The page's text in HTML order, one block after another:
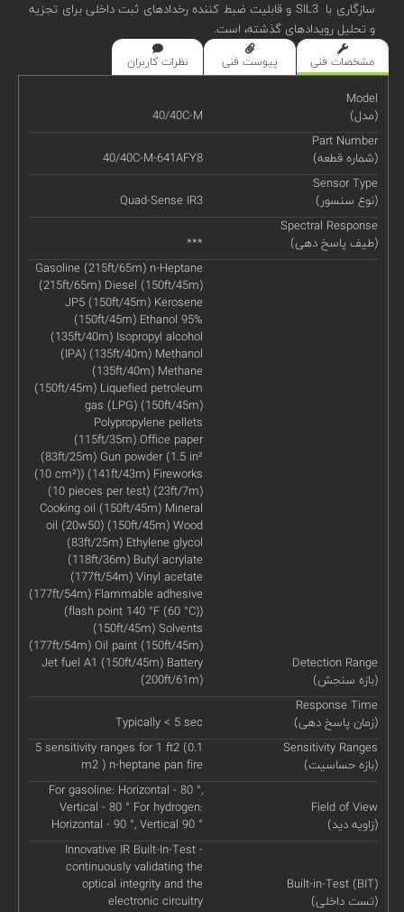
سازگاری با SIL3 و قابلیت ضبط کننده رخدادهای ثبت داخلی برای تجزیه
و تحلیل رویدادهای گذشته، است.
مشخصات فنی پیوست فنی نظرات کاربران
Model
(مدل)
40/40C-M
Part Number
(شماره قطعه)
40/40C-M-641AFY8
Sensor Type
(نوع سنسور)
Quad-Sense IR3
Spectral Response
(طیف پاسخ دهی)
***
Detection Range
(بازه سنجش)
Gasoline (215ft/65m) n-Heptane
(215ft/65m) Diesel (150ft/45m)
JP5 (150ft/45m) Kerosene
(150ft/45m) Ethanol 95%
(135ft/40m) Isopropyl alcohol
(IPA) (135ft/40m) Methanol
(135ft/40m) Methane
(150ft/45m) Liquefied petroleum
gas (LPG) (150ft/45m)
Polypropylene pellets
(115ft/35m) Office paper
(83ft/25m) Gun powder (1.5 in²
(10 cm²)) (141ft/43m) Fireworks
(10 pieces per test) (23ft/7m)
Cooking oil (150ft/45m) Mineral
oil (20w50) (150ft/45m) Wood
(83ft/25m) Ethylene glycol
(118ft/36m) Butyl acrylate
(177ft/54m) Vinyl acetate
(177ft/54m) Flammable adhesive
(flash point 140 °F (60 °C))
(150ft/45m) Solvents
(177ft/54m) Oil paint (150ft/45m)
Jet fuel A1 (150ft/45m) Battery
(200ft/61m)
Response Time
(زمان پاسخ دهی)
Typically < 5 sec
Sensitivity Ranges
(بازه حساسیت)
5 sensitivity ranges for 1 ft2 (0.1
m2 ) n-heptane pan fire
Field of View
(زاویه دید)
For gasoline: Horizontal - 80 °,
Vertical - 80 ° For hydrogen:
Horizontal - 90 °, Vertical 90 °
Built-in-Test (BIT)
(تست داخلی)
Innovative IR Built-In-Test -
continuously validating the
optical integrity and the
electronic circuitry